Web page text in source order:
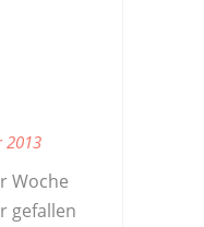
2013
Woche
gefallen